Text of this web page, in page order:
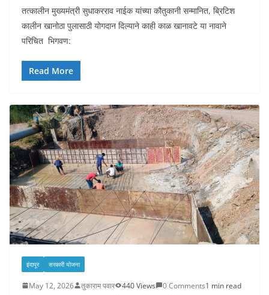
तत्कालीन मुख्यमंत्री सुधाकरराव नाईक यांच्या कौतुकानी सन्मानित, ब्रिटिश
कालीन खानोठा पुलासाठी योगदान दिल्याने काही काळ खानावटे या नावाने
परिचित भिगवण:
Read More
इंदापूर सरकारी योजना
May 12, 2026 तुकाराम पवार 440 Views 0 Comments1 min read